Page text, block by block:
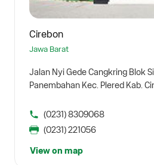
Cirebon
Jawa Barat
Jalan Nyi Gede Cangkring Blok
Panembahan Kec. Plered Kab.
(0231) 8309068
(0231) 221056
View on map